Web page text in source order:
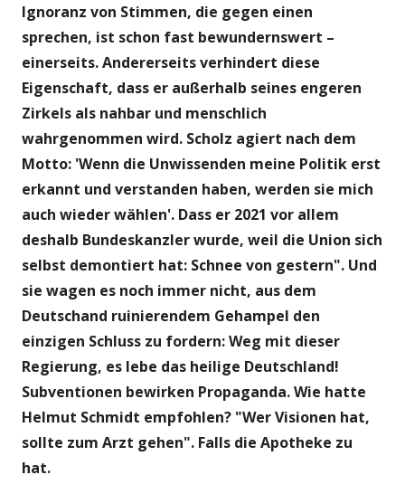
Ignoranz von Stimmen, die gegen einen
sprechen, ist schon fast bewundernswert –
einerseits. Andererseits verhindert diese
Eigenschaft, dass er außerhalb seines engeren
Zirkels als nahbar und menschlich
wahrgenommen wird. Scholz agiert nach dem
Motto: 'Wenn die Unwissenden meine Politik erst
erkannt und verstanden haben, werden sie mich
auch wieder wählen'. Dass er 2021 vor allem
deshalb Bundeskanzler wurde, weil die Union sich
selbst demontiert hat: Schnee von gestern". Und
sie wagen es noch immer nicht, aus dem
Deutschand ruinierendem Gehampel den
einzigen Schluss zu fordern: Weg mit dieser
Regierung, es lebe das heilige Deutschland!
Subventionen bewirken Propaganda. Wie hatte
Helmut Schmidt empfohlen? "Wer Visionen hat,
sollte zum Arzt gehen". Falls die Apotheke zu
hat.